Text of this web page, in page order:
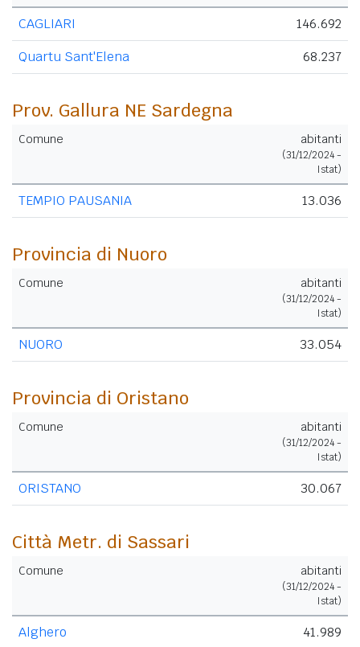
CAGLIARI
146.692
Quartu Sant'Elena
68.237
Prov. Gallura NE Sardegna
Comune abitanti
(31/12/2024 -
Istat)
TEMPIO PAUSANIA 13.036
Provincia di Nuoro
Comune abitanti
(31/12/2024 -
Istat)
NUORO 33.054
Provincia di Oristano
Comune abitanti
(31/12/2024 -
Istat)
ORISTANO 30.067
Città Metr. di Sassari
Comune abitanti
(31/12/2024 -
Istat)
Alghero
41.989